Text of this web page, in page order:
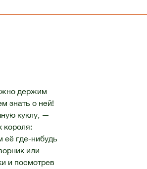
держим
знать о ней!
куклу, —
короля:
где-нибудь
или
и посмотрев